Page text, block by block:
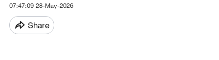
07:47:09 28-May-2026
Share